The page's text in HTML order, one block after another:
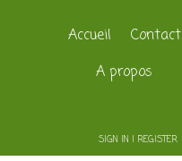
Accueil
Contact
A propos
SIGN IN | REGISTER